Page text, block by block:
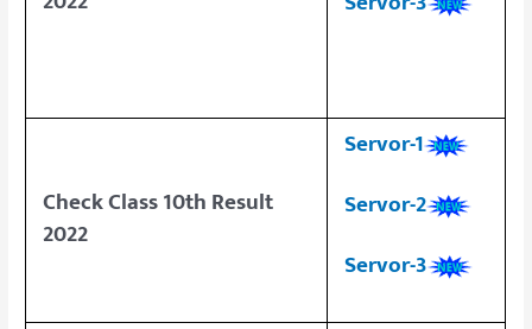
Check Class 10th Result
2022
Servor-1
Servor-2
Servor-3